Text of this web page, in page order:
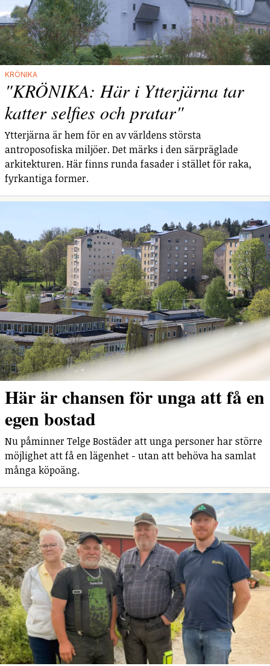
KRÖNIKA
"KRÖNIKA: Här i Ytterjärna tar
katter selfies och pratar"
Ytterjärna är hem för en av världens största
antroposofiska miljöer. Det märks i den särpräglade
arkitekturen. Här finns runda fasader i stället för raka,
fyrkantiga former.
Här är chansen för unga att få en
egen bostad
Nu påminner Telge Bostäder att unga personer har större
möjlighet att få en lägenhet - utan att behöva ha samlat
många köpoäng.